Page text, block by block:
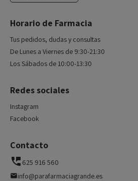
Horario de Farmacia
Tus pedidos, dudas y consultas
De Lunes a Viernes de 9:30-21:30
Los Sábados de 10:00-13:30
Redes sociales
Instagram
Facebook
Contacto
625 916 560
info@parafarmaciagrande.es